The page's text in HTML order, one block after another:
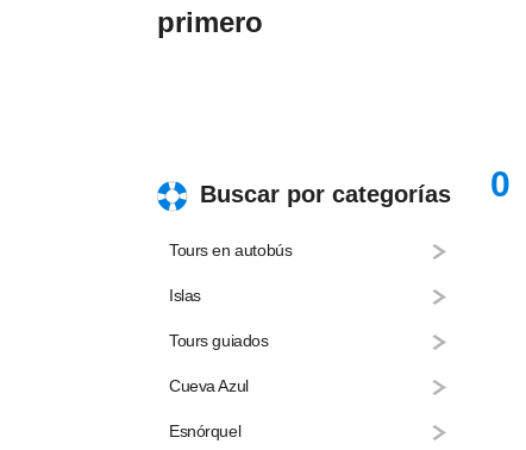
primero
Buscar por categorías
Tours en autobús
Islas
Tours guiados
Cueva Azul
Esnórquel
0